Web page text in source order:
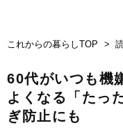
これからの暮らしTOP
60代がいつも機
よくなる「たっ
ぎ防止にも